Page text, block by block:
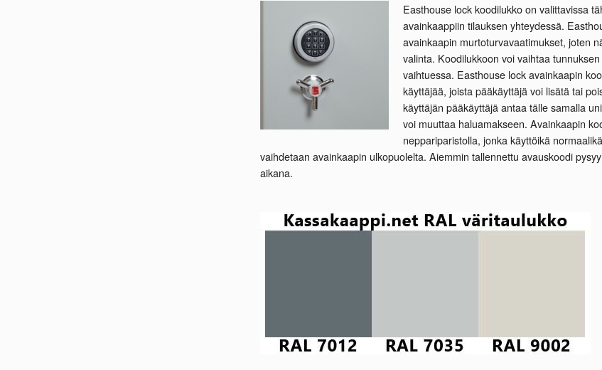
Easthouse lock koodilukko on valittavissa
avainkaappiin tilauksen yhteydessä.
avainkaapin murtoturvavaatimukset, joten
valinta. Koodilukkoon voi vaihtaa
vaihtuessa. Easthouse lock avainkaapin
käyttäjää, joista pääkäyttäjä voi lisätä tai
käyttäjän pääkäyttäjä antaa tälle samalla
voi muuttaa haluamakseen. Avainkaapin
neppariparistolla, jonka käyttöikä
vaihdetaan avainkaapin ulkopuolelta. Aiemmin tallennettu avauskoodi
aikana.